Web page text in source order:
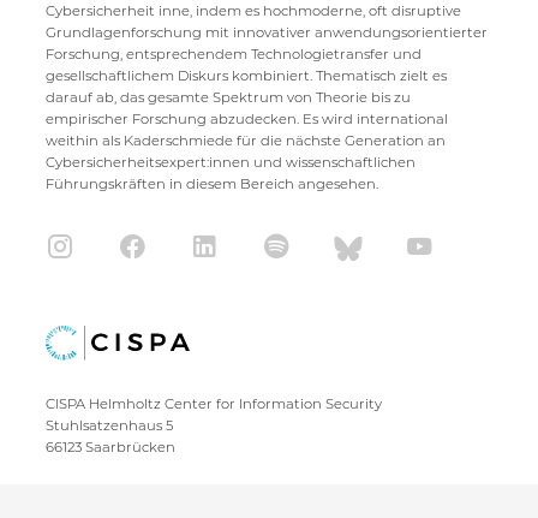
Cybersicherheit inne, indem es hochmoderne, oft disruptive
Grundlagenforschung mit innovativer anwendungsorientierter
Forschung, entsprechendem Technologietransfer und
gesellschaftlichem Diskurs kombiniert. Thematisch zielt es
darauf ab, das gesamte Spektrum von Theorie bis zu
empirischer Forschung abzudecken. Es wird international
weithin als Kaderschmiede für die nächste Generation an
Cybersicherheitsexpert:innen und wissenschaftlichen
Führungskräften in diesem Bereich angesehen.
CISPA Helmholtz Center for Information Security
Stuhlsatzenhaus 5
66123 Saarbrücken